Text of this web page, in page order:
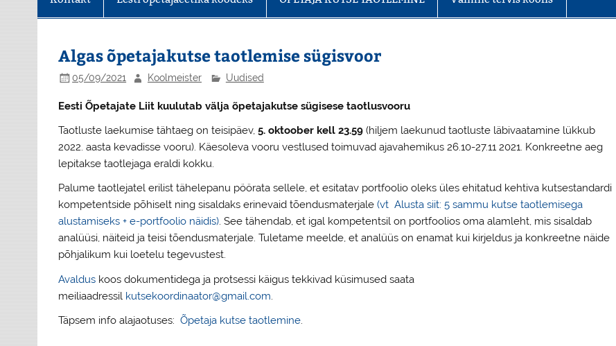
Algas õpetajakutse taotlemise sügisvoor
05/09/2021 Koolmeister Uudised
Eesti Õpetajate Liit kuulutab välja õpetajakutse sügisese taotlusvooru
Taotluste laekumise tähtaeg on teisipäev,5. oktoober kell 23.59 (hiljem laekunud taotluste läbivaatamine lükkub
2022. aasta kevadisse vooru). Käesoleva vooru vestlused toimuvad ajavahemikus 26.10-27.11 2021. Konkreetne aeg
lepitakse taotlejaga eraldi kokku.
Palume taotlejatel erilist tähelepanu pöörata sellele, et esitatav portfoolio oleks üles ehitatud kehtiva kutsestandardi
kompetentside põhiselt ning sisaldaks erinevaid tõendusmaterjale (vt Alusta siit: 5 sammu kutse taotlemisega
alustamiseks + e-portfoolio näidis). See tähendab, et igal kompetentsil on portfoolios oma alamleht, mis sisaldab
analüüsi, näiteid ja teisi tõendusmaterjale. Tuletame meelde, et analüüs on enamat kui kirjeldus ja konkreetne näide
põhjalikum kui loetelu tegevustest.
Avaldus koos dokumentidega ja protsessi käigus tekkivad küsimused saata
meiliaadressil kutsekoordinaator@gmail.com.
Täpsem info alajaotuses:Õpetaja kutse taotlemine.